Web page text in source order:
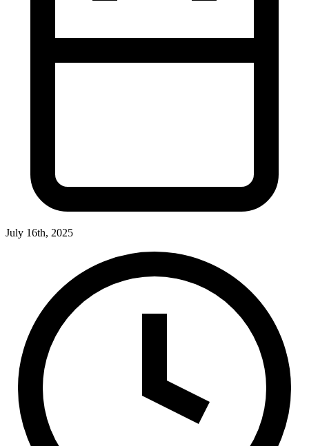
July 16th, 2025